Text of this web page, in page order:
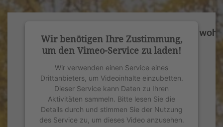
Wir benötigen Ihre Zustimmung,
um den Vimeo-Service zu laden!
Wir verwenden einen Service eines
Drittanbieters, um Videoinhalte einzubetten.
Dieser Service kann Daten zu Ihren
Aktivitäten sammeln. Bitte lesen Sie die
Details durch und stimmen Sie der Nutzung
des Service zu, um dieses Video anzusehen.